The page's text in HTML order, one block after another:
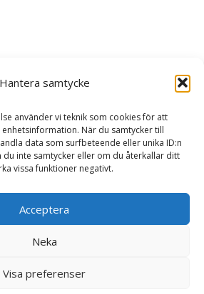
Hantera samtycke
använder vi teknik som cookies för att
När du samtycker till
data som surfbeteende eller unika ID:n
inte samtycker eller om du återkallar ditt
vissa funktioner negativt.
Acceptera
Neka
Visa preferenser